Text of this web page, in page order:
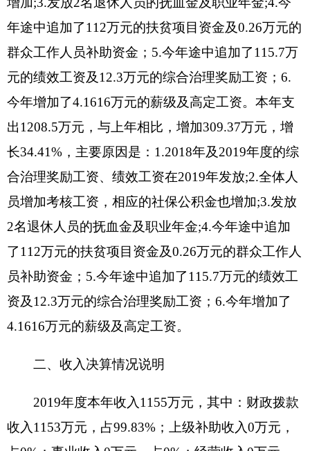
2万元，占0.17%。
三、支出决算情况说明
2019年度本年支出1208.5万元，其中：基本支
22.42%；上缴上级支出0万元，占0%；经营支出0
万元，占0%；对附属单位补助支出0万元，占0%。
2019年度财政拨款收入1153万元，与上年相
1.2018年及2019年度的综合治理奖励工资、绩效工
资在2019年发放;2.全体人员增加考核工资，相应的
社保公积金也增加;3.发放2名退休人员的抚血金及
职业年金;4.今年途中追加了112万元的扶贫项目资
金及0.26万元的群众工作人员补助资金；5.今年途
理奖励工资；6.今年增加了4.1616万元的薪级及高
增加308.24万元，增长34.47%，主要原因是：
1.2018年及2019年度的综合治理奖励工资、绩效工
资在2019年发放;2.全体人员增加考核工资，相应的